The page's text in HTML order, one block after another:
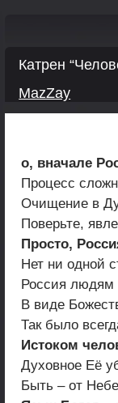
Катрен
MazZay
о, вначале
Процесс
Очищение в
Поверьте,
Просто,
Нет ни одной
Россия людям
В виде
Так было
Истоком
Духовное Её
Быть – от